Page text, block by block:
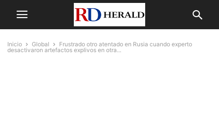
Inicio Global
Frustrado otro atentado en Rusia cuando experto
desactivaron artefactos explivos en otra...